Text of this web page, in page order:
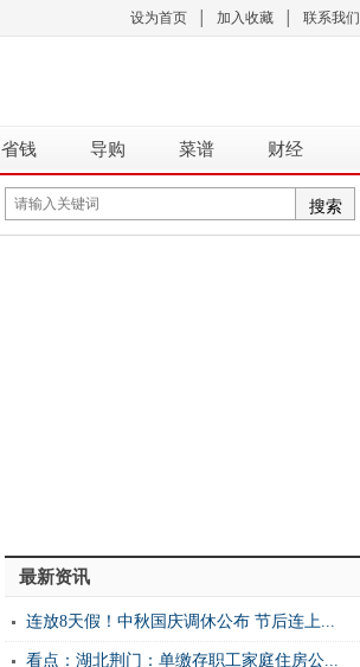
设为首页 加入收藏 联系我们
省钱 导购 菜谱 财经
最新资讯
连放8天假！中秋国庆调休公布 节后连上...
看点：湖北荆门：单缴存职工家庭住房公...